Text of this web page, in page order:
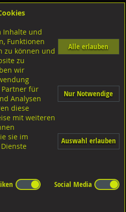
Kopf
Inhalte und
Funktionen
zu können und
zu
wir
Partner für
Analysen
diese
mit weiteren
sie im
Alle erlauben
Nur Notwendige
Auswahl erlauben
Social Media